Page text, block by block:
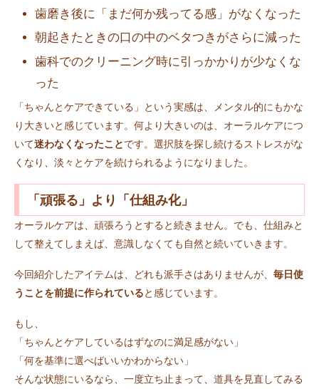
歯磨き後に「まだ何か残ってる感」がなくなった
朝起きたときの口の中のベタつきがさらに減った
歯科でのクリーニング時に引っかかりが少なくな
った
「ちゃんとケアできている」という実感は、メンタル的にもかな
り大きいと感じています。何より大きいのは、オーラルケアにつ
いて迷わなくなったことです。選択肢を探し続けるストレスがな
くなり、淡々とケアを続けられるようになりました。
「頑張る」より「仕組み化」
オーラルケアは、頑張ろうとすると続きません。でも、仕組みと
して整えてしまえば、意識しなくても自然と続いていきます。
今回紹介したアイテムは、どれも派手さはありませんが、 毎日使
うことを前提に作られていると感じています。
もし、
「ちゃんとケアしているはずなのに満足感がない」
「何を基準に選べばいいかわからない」
そんな状態にいるなら、一度立ち止まって、道具を見直してみる